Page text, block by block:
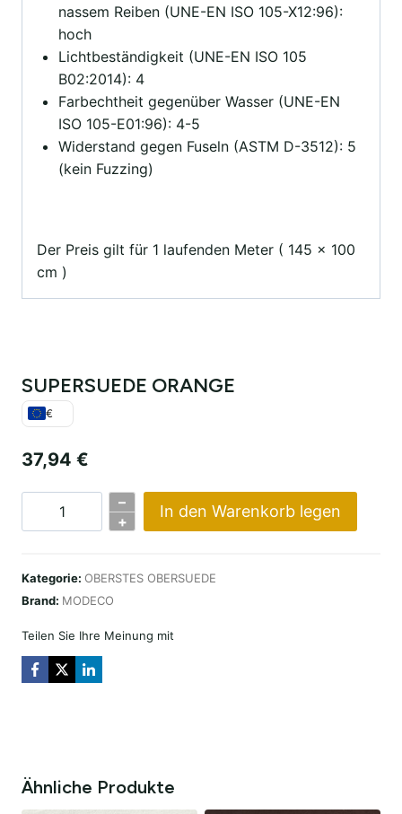
nassem Reiben (UNE-EN ISO 105-X12:96):
hoch
Lichtbeständigkeit (UNE-EN ISO 105
B02:2014): 4
Farbechtheit gegenüber Wasser (UNE-EN
ISO 105-E01:96): 4-5
Widerstand gegen Fuseln (ASTM D-3512): 5
(kein Fuzzing)
Der Preis gilt für 1 laufenden Meter ( 145 x 100
cm )
SUPERSUEDE ORANGE
€
37,94 €
SUPERSUEDE
–
+
In den Warenkorb legen
Kategorie: OBERSTES OBERSUEDE
Brand: MODECO
Teilen Sie Ihre Meinung mit
Ähnliche Produkte